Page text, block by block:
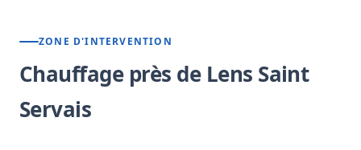
ZONE D'INTERVENTION
Chauffage près de Lens Saint
Servais